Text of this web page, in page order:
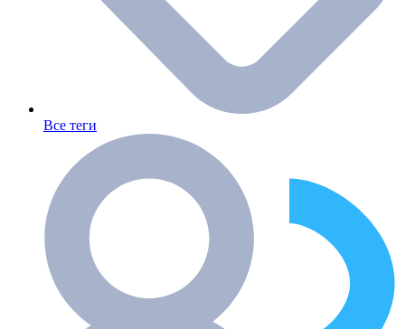
Все теги